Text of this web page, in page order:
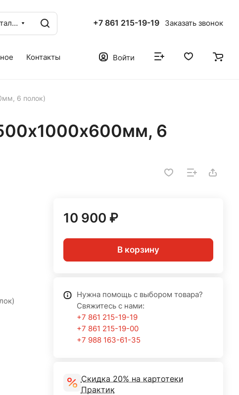
Каталог +7 861 215-19-19 Заказать звонок
Контакты Войти
6 полок)
6
10 900 ₽
В корзину
Нужна помощь с выбором товара?
Свяжитесь с нами:
+7 861 215-19-19
+7 861 215-19-00
+7 988 163-61-35
Скидка 20% на картотеки
Практик